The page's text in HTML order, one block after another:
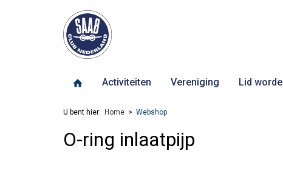
Activiteiten Vereniging Lid
U bent hier: Home Webshop
O-ring inlaatpijp